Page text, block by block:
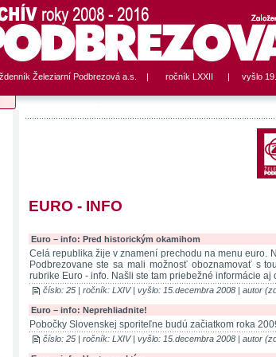
Železiarní Podbrezová a.s. | ročník LXXII | vyšlo 19.
EURO - INFO
Euro – info: Pred historickým okamihom
Celá republika žije v znamení prechodu na menu euro.
Podbrezovane ste sa mali možnosť oboznamovať s
rubrike Euro - info. Našli ste tam priebežné informácie
číslo: 25 | ročník: LXIV | vyšlo: 15.decembra 2008 | autor
Euro – info: Neprehliadnite!
Pobočky Slovenskej sporiteľne budú začiatkom roka
číslo: 25 | ročník: LXIV | vyšlo: 15.decembra 2008 | autor